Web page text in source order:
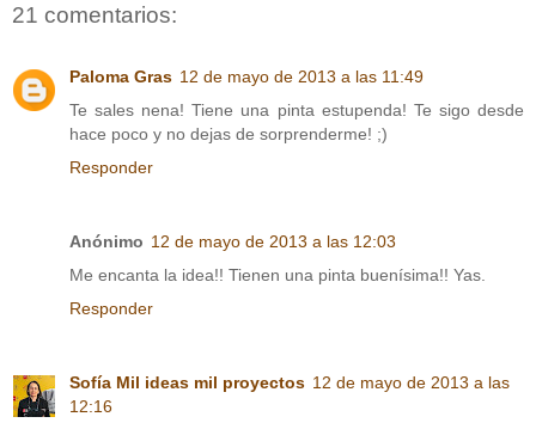
21 comentarios:
Paloma Gras 12 de mayo de 2013 a las 11:49
Te sales nena! Tiene una pinta estupenda! Te sigo desde
hace poco y no dejas de sorprenderme! ;)
Responder
Anónimo 12 de mayo de 2013 a las 12:03
Me encanta la idea!! Tienen una pinta buenísima!! Yas.
Responder
Sofía Mil ideas mil proyectos 12 de mayo de 2013 a las
12:16